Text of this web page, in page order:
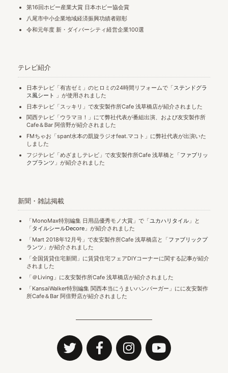
第16回ホビー産業大賞 日本ホビー協会賞
八尾市中小企業地域経済振興功績者顕彰
令和元年度 新・ダイバーシティ経営企業100選
テレビ紹介
日本テレビ「有吉ゼミ」のヒロミの24時間リフォームで「ステンドグラ
ス風シート
」が使用されました
日本テレビ「スッキリ」で友安製作所Cafe 浅草橋店が紹介されました
関西テレビ「ウラマヨ！」にて弊社代表が番組出演、および友安製作所
Cafe＆Bar 阿倍野が紹介されました
FMちゃお「span!水本の凱旋ラジオfeat.マコト」に弊社代表が出演いた
しました
フジテレビ「めざましテレビ」で友安製作所Cafe 浅草橋と「ファブリッ
クプランツ 」が紹介されました
新聞・雑誌掲載
「MonoMax特別編集 日用品優秀モノ大賞」で「ユカハリタイル」と
「タイルシールDecore」が紹介されました
「Mart 2018年12月号」で友安製作所Cafe 浅草橋店と「ファブリックプ
ランツ 」が紹介されました
「全国賃貸住宅新聞」に賃貸住宅フェアDIYコーナーに関する記事が紹介
されました
「＠Living」に友安製作所Cafe 浅草橋店が紹介されました
「KansaiWalker特別編集 関西本当にうまいハンバーガー」にに友安製作
所Cafe＆Bar 阿倍野店が紹介されました